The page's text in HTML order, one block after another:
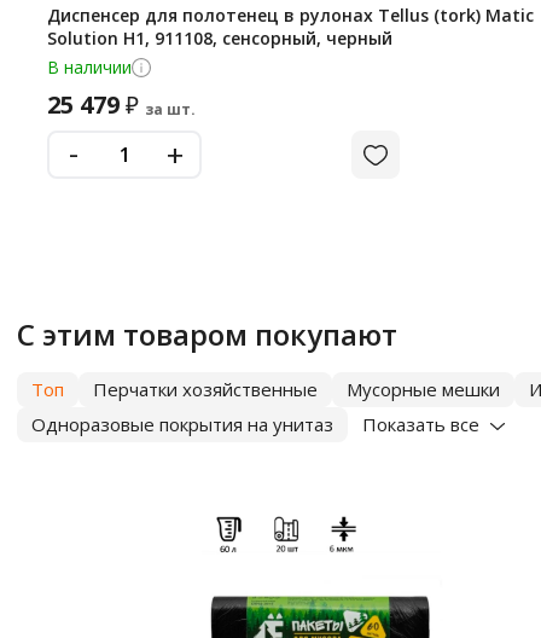
Диспенсер для полотенец в рулонах Tellus (tork) Matic
Solution H1, 911108, сенсорный, черный
В наличии
25 479₽ за шт.
- +
С этим товаром покупают
Топ Перчатки хозяйственные Мусорные мешки
Одноразовые покрытия на унитаз
Показать все